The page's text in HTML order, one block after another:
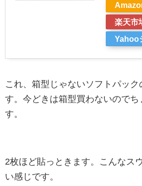
楽天市
Yahoo
これ、箱型じゃないソフトパック
す。今どきは箱型買わないので
す。
2枚ほど貼っときます。こんなス
い感じです。